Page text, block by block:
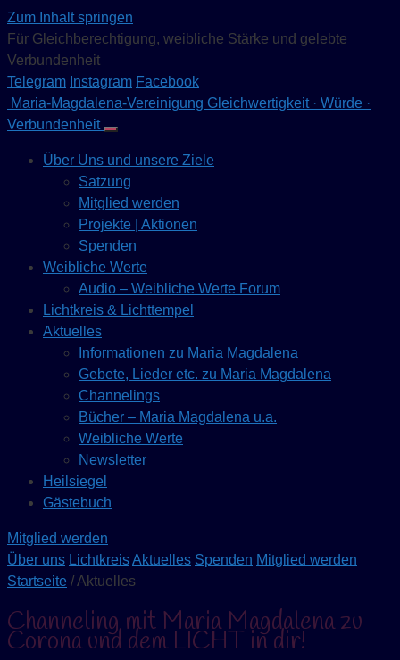
Zum Inhalt springen
Für Gleichberechtigung, weibliche Stärke und gelebte
Verbundenheit
Telegram Instagram Facebook
Maria-Magdalena-Vereinigung Gleichwertigkeit · Würde ·
Verbundenheit
Über Uns und unsere Ziele
Satzung
Mitglied werden
Projekte | Aktionen
Spenden
Weibliche Werte
Audio – Weibliche Werte Forum
Lichtkreis & Lichttempel
Aktuelles
Informationen zu Maria Magdalena
Gebete, Lieder etc. zu Maria Magdalena
Channelings
Bücher – Maria Magdalena u.a.
Weibliche Werte
Newsletter
Heilsiegel
Gästebuch
Mitglied werden
Über uns LichtkreisAktuelles Spenden Mitglied werden
Startseite / Aktuelles
Channeling mit Maria Magdalena zu
Corona und dem LICHT in dir!